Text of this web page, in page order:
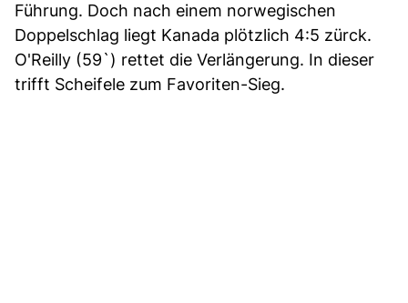
Führung. Doch nach einem norwegischen
Doppelschlag liegt Kanada plötzlich 4:5 zürck.
O'Reilly (59`) rettet die Verlängerung. In dieser
trifft Scheifele zum Favoriten-Sieg.